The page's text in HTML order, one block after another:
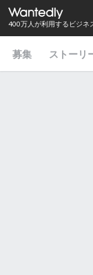
400万人が利用するビジネ
募集 ストーリ